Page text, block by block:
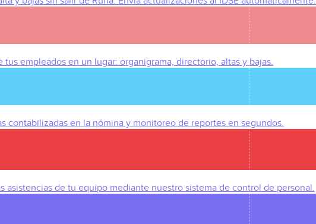
tus empleados en un lugar: organigrama, directorio, altas y bajas.
contabilizadas en la nómina y monitoreo de reportes en segundos.
asistencias de tu equipo mediante nuestro sistema de control de personal.